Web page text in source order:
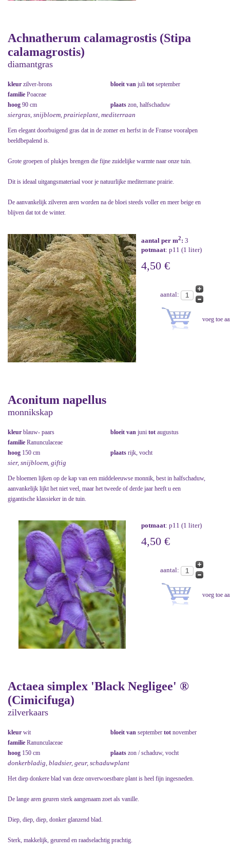
Achnatherum calamagrostis (Stipa
calamagrostis)
diamantgras
kleur zilver-brons bloeit van juli tot september
familie Poaceae
hoog 90 cm plaats zon, halfschaduw
siergras, snijbloem, prairieplant, mediterraan
Een elegant doorbuigend gras dat in de zomer en herfst in de Franse vooralpen
beeldbepalend is.
Grote groepen of plukjes brengen die fijne zuidelijke warmte naar onze tuin.
Dit is ideaal uitgangsmateriaal voor je natuurlijke mediterrane prairie.
De aanvankelijk zilveren aren worden na de bloei steeds voller en meer beige en
blijven dat tot de winter.
aantal per m2: 3
potmaat: p11 (1 liter)
4,50 €
aantal:
Aconitum napellus
monnikskap
kleur blauw- paars bloeit van juni tot augustus
familie Ranunculaceae
hoog 150 cm plaats rijk, vocht
sier, snijbloem, giftig
De bloemen lijken op de kap van een middeleeuwse monnik, best in halfschaduw,
aanvankelijk lijkt het niet veel, maar het tweede of derde jaar heeft u een
gigantische klassieker in de tuin.
potmaat: p11 (1 liter)
4,50 €
aantal:
Actaea simplex 'Black Negligee' ®
(Cimicifuga)
zilverkaars
kleur wit bloeit van september tot november
familie Ranunculaceae
hoog 150 cm plaats zon / schaduw, vocht
donkerbladig, bladsier, geur, schaduwplant
Het diep donkere blad van deze onverwoestbare plant is heel fijn ingesneden.
De lange aren geuren sterk aangenaam zoet als vanille.
Diep, diep, diep, donker glanzend blad.
Sterk, makkelijk, geurend en raadselachtig prachtig.